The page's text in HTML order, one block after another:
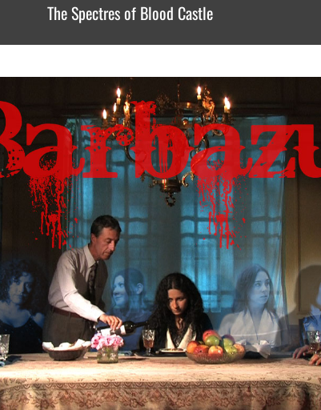
The Spectres of Blood Castle